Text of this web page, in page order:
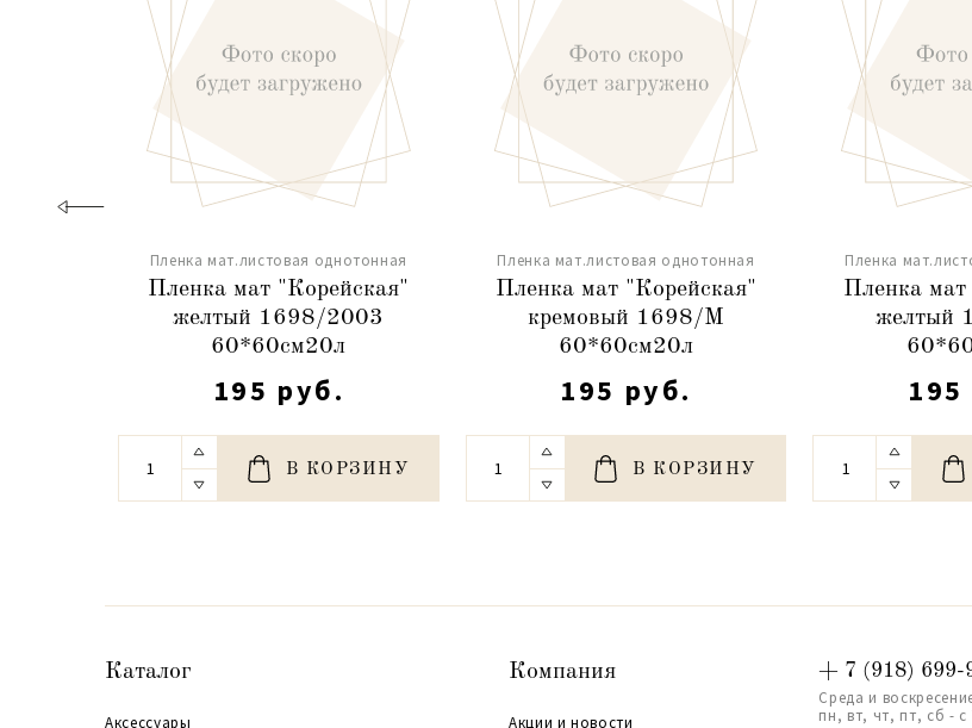
Пленка мат.листовая однотонная
Пленка мат "Корейская"
желтый 1698/2003
60*60см20л
195 руб.
В КОРЗИНУ
Пленка мат.листовая однотонная
Пленка мат "Корейская"
кремовый 1698/M
60*60см20л
195 руб.
В КОРЗИНУ
Пленка
Пленка мат
желтый
195
Каталог
Аксессуары
Компания
Акции и новости
+ 7 (918) 699-
Среда и
пн, вт, чт, пт, сб - с